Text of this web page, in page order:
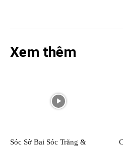
Xem thêm
Sóc Sờ Bai Sóc Trăng &